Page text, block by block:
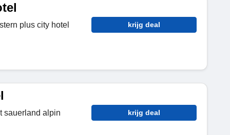
plus city hotel
krijg deal
sauerland alpin
krijg deal